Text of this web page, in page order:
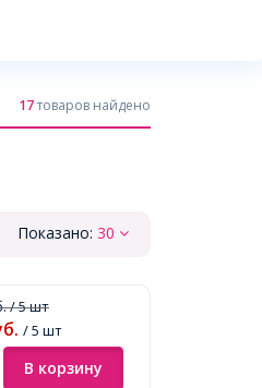
17товаров найдено
Показано: 30
/ 5 шт
/ 5 шт
В корзину